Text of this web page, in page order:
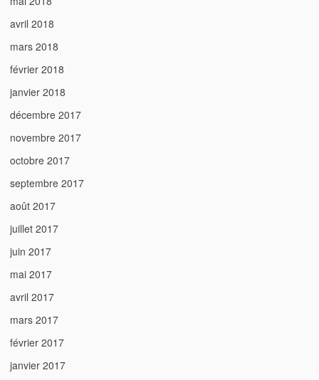
avril 2018
mars 2018
février 2018
janvier 2018
décembre 2017
novembre 2017
octobre 2017
septembre 2017
août 2017
juillet 2017
juin 2017
mai 2017
avril 2017
mars 2017
février 2017
janvier 2017